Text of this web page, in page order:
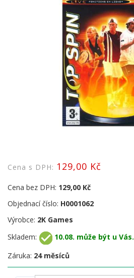
Cena s DPH: 129,00 Kč
Cena bez DPH: 129,00 Kč
Objednací číslo: H0001062
Výrobce: 2K Games
Skladem:
10.08. může být u Vás.
Záruka: 24 měsíců